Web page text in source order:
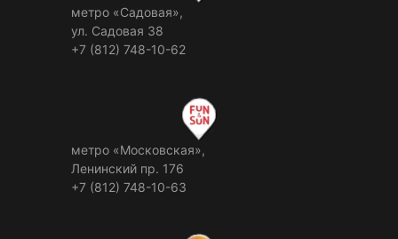
метро «Садовая»,
ул. Садовая 38
+7 (812) 748-10-62
метро «Московская»,
Ленинский пр. 176
+7 (812) 748-10-63